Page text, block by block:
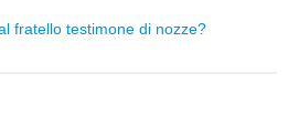
fratello testimone di nozze?